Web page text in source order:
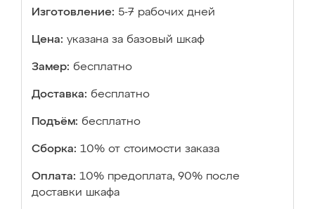
Изготовление: 5-7 рабочих дней
Цена: указана за базовый шкаф
Замер: бесплатно
Доставка: бесплатно
Подъём: бесплатно
Сборка: 10% от стоимости заказа
Оплата: 10% предоплата, 90% после
доставки шкафа